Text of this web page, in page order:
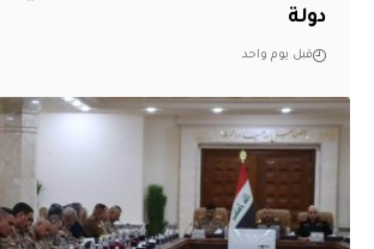
دولة
قبل يوم واحد